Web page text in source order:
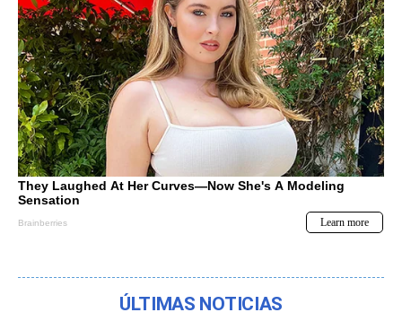
ÚLTIMAS NOTICIAS